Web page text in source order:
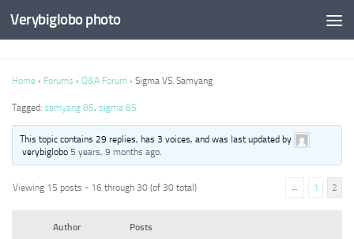
Verybiglobo photo
Home › Forums › Q&A Forum › Sigma VS. Samyang
Tagged: samyang 85, sigma 85
This topic contains 29 replies, has 3 voices, and was last updated by
verybiglobo 5 years, 9 months ago.
Viewing 15 posts - 16 through 30 (of 30 total) ← 1 2
Author Posts